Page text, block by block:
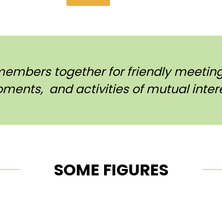
together for friendly
and activities of mutual
SOME FIGURES